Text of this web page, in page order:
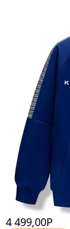
4 499,00Р